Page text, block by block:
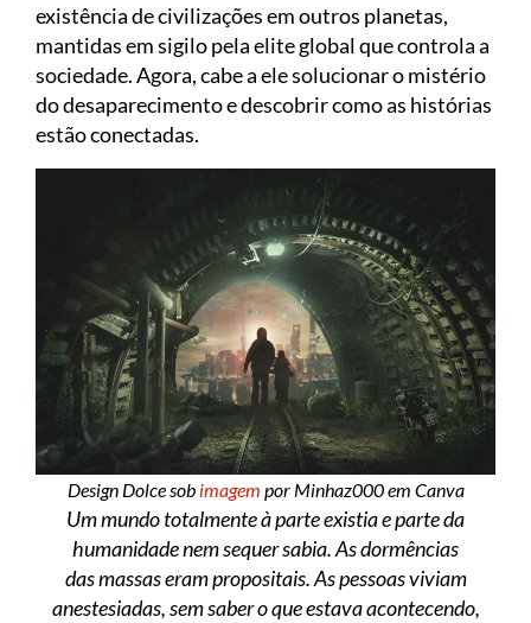
existência de civilizações em outros planetas,
mantidas em sigilo pela elite global que controla a
sociedade. Agora, cabe a ele solucionar o mistério
do desaparecimento e descobrir como as histórias
estão conectadas.
Design Dolce sob imagem por Minhaz000 em Canva
Um mundo totalmente à parte existia e parte da
humanidade nem sequer sabia. As dormências
das massas eram propositais. As pessoas viviam
anestesiadas, sem saber o que estava acontecendo,